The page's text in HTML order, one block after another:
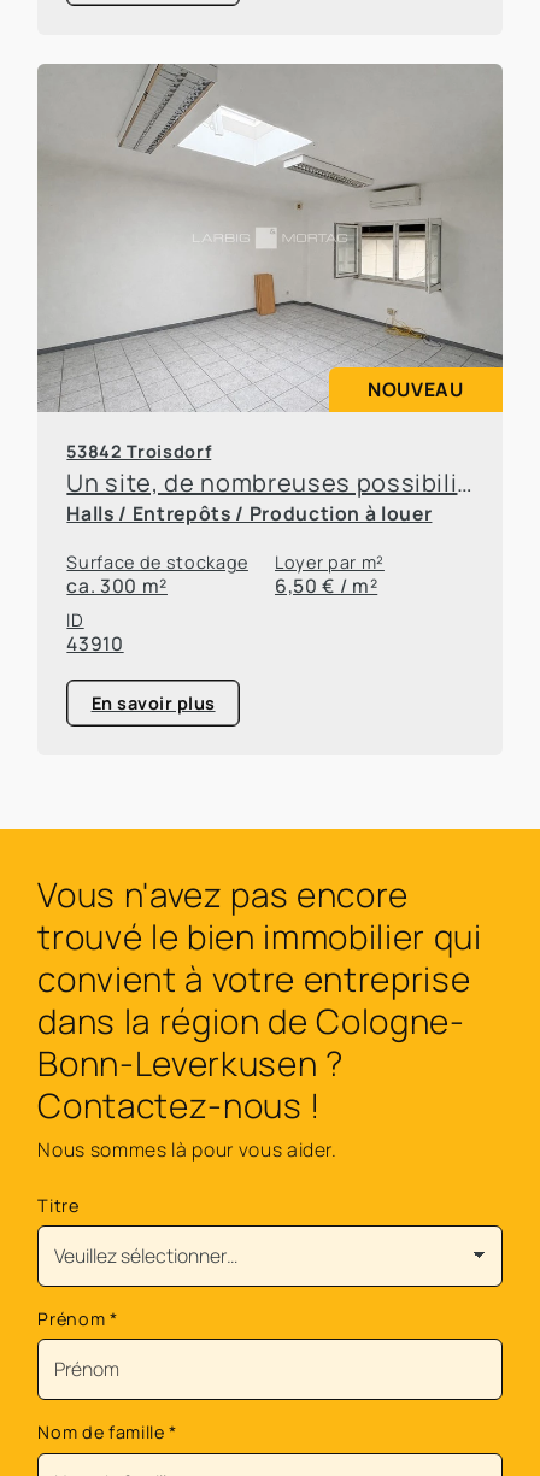
NOUVEAU
53842 Troisdorf
Un site, de nombreuses possibilités – des bureaux et des entrepôts à louer en toute flexibilité
Halls / Entrepôts / Production à louer
Surface de stockage
ca. 300 m²
Loyer par m²
6,50 € / m²
ID
43910
En savoir plus
Vous n'avez pas encore
trouvé le bien immobilier qui
convient à votre entreprise
dans la région de Cologne-
Bonn-Leverkusen ?
Contactez-nous !
Nous sommes là pour vous aider.
Titre
Prénom *
Nom de famille*